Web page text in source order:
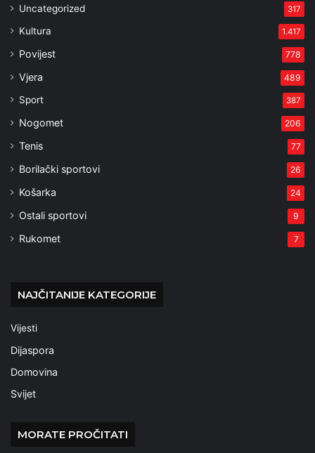
Uncategorized 317
Kultura 1.417
Povijest 778
Vjera 489
Sport 387
Nogomet 206
Tenis 77
Borilački sportovi 26
Košarka 24
Ostali sportovi 9
Rukomet 7
NAJČITANIJE KATEGORIJE
Vijesti
Dijaspora
Domovina
Svijet
MORATE PROČITATI